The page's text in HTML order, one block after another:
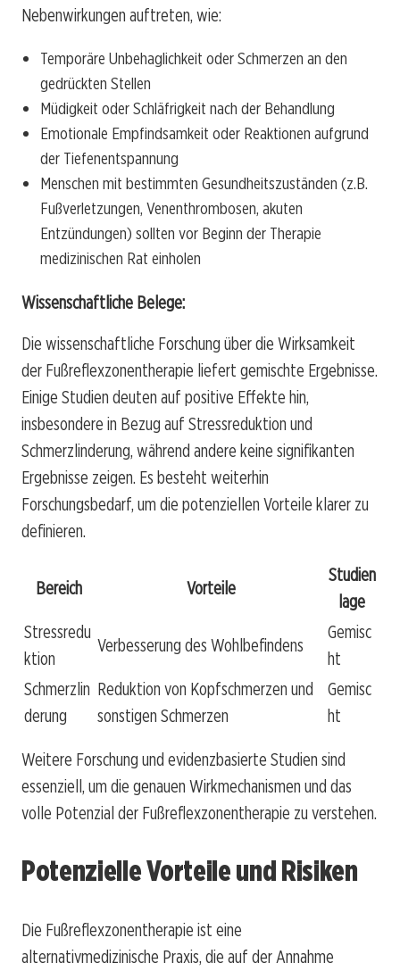
Nebenwirkungen auftreten, wie:
Temporäre Unbehaglichkeit oder Schmerzen an den
gedrückten Stellen
Müdigkeit oder Schläfrigkeit nach der Behandlung
Emotionale Empfindsamkeit oder Reaktionen aufgrund
der Tiefenentspannung
Menschen mit bestimmten Gesundheitszuständen (z.B.
Fußverletzungen, Venenthrombosen, akuten
Entzündungen) sollten vor Beginn der Therapie
medizinischen Rat einholen
Wissenschaftliche Belege:
Die wissenschaftliche Forschung über die Wirksamkeit
der Fußreflexzonentherapie liefert gemischte Ergebnisse.
Einige Studien deuten auf positive Effekte hin,
insbesondere in Bezug auf Stressreduktion und
Schmerzlinderung, während andere keine signifikanten
Ergebnisse zeigen. Es besteht weiterhin
Forschungsbedarf, um die potenziellen Vorteile klarer zu
definieren.
Bereich Vorteile
Studien
lage
Stressredu
ktion
Verbesserung des Wohlbefindens
Gemisc
ht
Schmerzlin
derung
Reduktion von Kopfschmerzen und
sonstigen Schmerzen
Gemisc
ht
Weitere Forschung und evidenzbasierte Studien sind
essenziell, um die genauen Wirkmechanismen und das
volle Potenzial der Fußreflexzonentherapie zu verstehen.
Potenzielle Vorteile und Risiken
Die Fußreflexzonentherapie ist eine
alternativmedizinische Praxis, die auf der Annahme